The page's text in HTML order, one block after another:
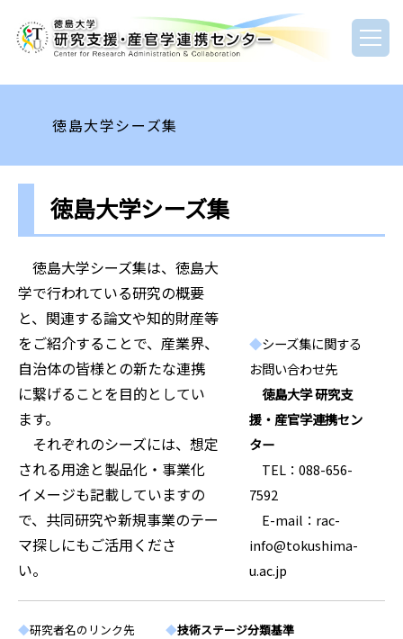
徳島大学シーズ集
徳島大学シーズ集
徳島大学シーズ集は、徳島大
学で行われている研究の概要
と、関連する論文や知的財産等
をご紹介することで、産業界、
自治体の皆様との新たな連携
に繋げることを目的としてい
ます。
それぞれのシーズには、想定
される用途と製品化・事業化
イメージも記載していますの
で、共同研究や新規事業のテー
マ探しにもご活用くださ
い。
◆シーズ集に関する
お問い合わせ先
徳島大学 研究支
援・産官学連携セン
ター
TEL：088-656-
7592
E-mail：rac-
info@tokushima-
u.ac.jp
◆研究者名のリンク先
◆技術ステージ分類基準